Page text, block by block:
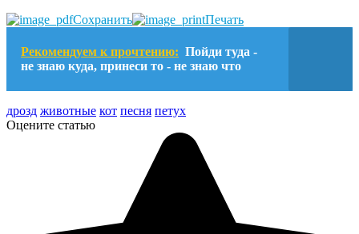
Сохранить
Печать
Рекомендуем к прочтению: Пойди туда -
не знаю куда, принеси то - не знаю что
дрозд животные кот песня петух
Оцените статью